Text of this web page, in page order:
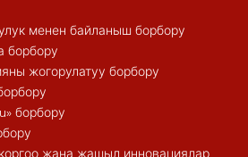
менен байланыш борбору
борбору
жогорулатуу борбору
борбору
жана жашыл инновациялар